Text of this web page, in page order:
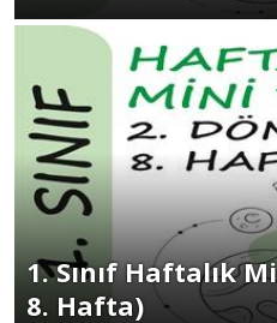
1. Sınıf Haftalık
8. Hafta)